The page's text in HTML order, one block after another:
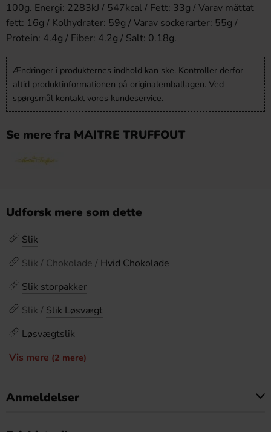
100g. Energi: 2283kJ / 547kcal / Fett: 33g / Varav mättat
fett: 16g / Kolhydrater: 59g / Varav sockerarter: 55g /
Protein: 4.4g / Fiber: 4.2g / Salt: 0.18g.
Ændringer i produkternes indhold kan ske. Kontroller derfor
altid produktinformationen på originalemballagen. Ved
spørgsmål kontakt vores kundeservice.
Se mere fra MAITRE TRUFFOUT
Udforsk mere som dette
Slik
Slik / Chokolade / Hvid Chokolade
Slik storpakker
Slik / Slik Løsvægt
Løsvægtslik
Vis mere (2 mere)
Anmeldelser